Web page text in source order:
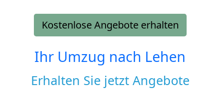
Kostenlose Angebote erhalten
Ihr Umzug nach Lehen
Erhalten Sie jetzt Angebote